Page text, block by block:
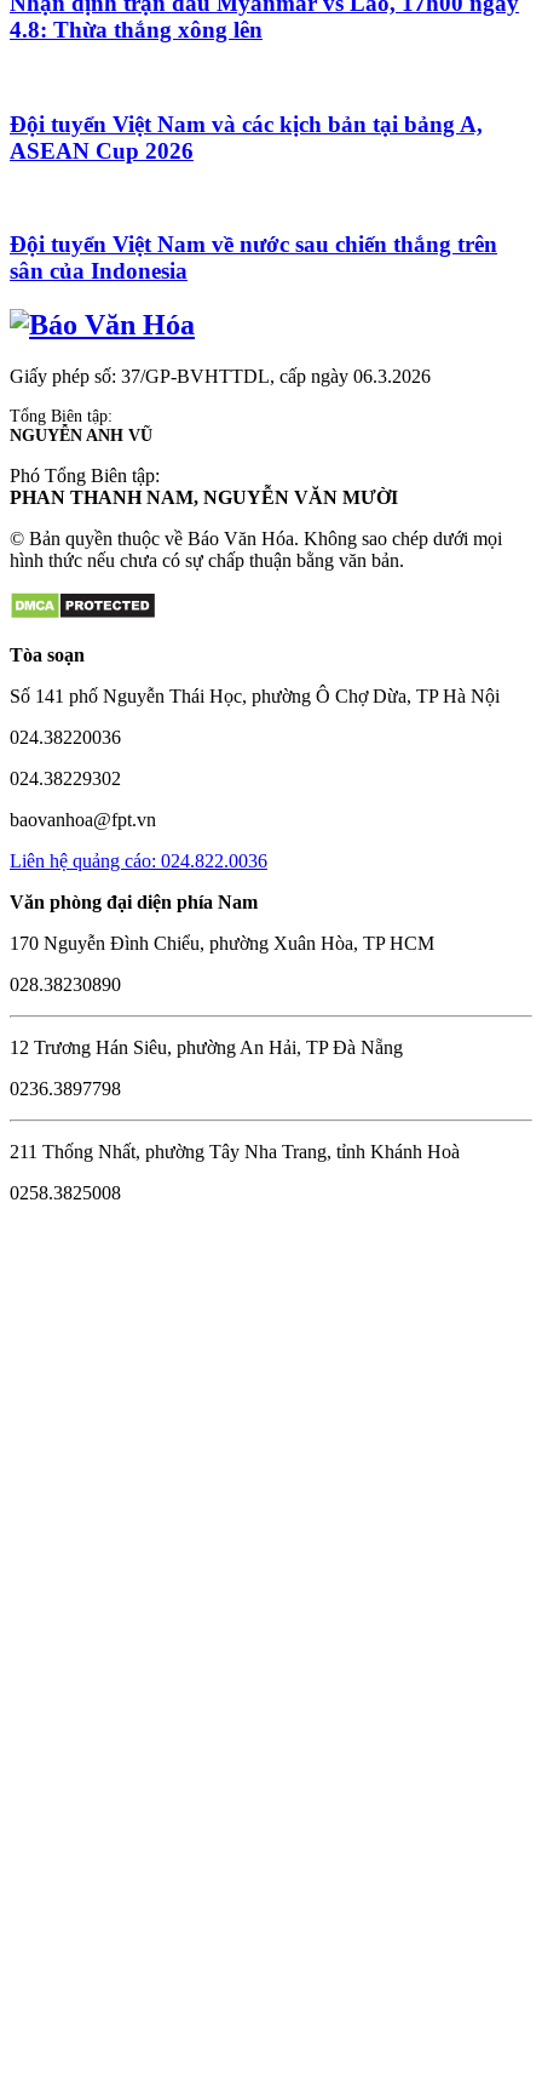
4.8: Thừa thắng xông lên
Đội tuyển Việt Nam và các kịch bản tại bảng A,
ASEAN Cup 2026
Đội tuyển Việt Nam về nước sau chiến thắng trên
sân của Indonesia
Giấy phép số: 37/GP-BVHTTDL, cấp ngày 06.3.2026
Tổng Biên tập:
NGUYỄN ANH VŨ
Phó Tổng Biên tập:
PHAN THANH NAM, NGUYỄN VĂN MƯỜI
© Bản quyền thuộc về Báo Văn Hóa. Không sao chép dưới mọi
hình thức nếu chưa có sự chấp thuận bằng văn bản.
Tòa soạn
Số 141 phố Nguyễn Thái Học, phường Ô Chợ Dừa, TP Hà Nội
024.38220036
024.38229302
baovanhoa@fpt.vn
Liên hệ quảng cáo: 024.822.0036
Văn phòng đại diện phía Nam
170 Nguyễn Đình Chiểu, phường Xuân Hòa, TP HCM
028.38230890
12 Trương Hán Siêu, phường An Hải, TP Đà Nẵng
0236.3897798
211 Thống Nhất, phường Tây Nha Trang, tỉnh Khánh Hoà
0258.3825008